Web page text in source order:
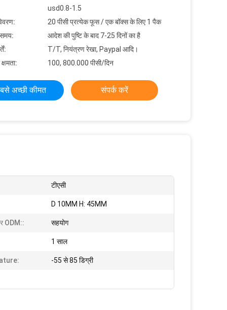
usd0.8-1.5
20 पीसी प्रत्येक फूस / एक बॉक्स के लिए 1 पैक
आदेश की पुष्टि के बाद 7-25 दिनों का है
T/T, नियंत्रण रेखा, Paypal आदि।
100, 800.000 पीसी/दिन
अच्छी कीमत संपर्क करें
टीएसी
D 10MM H: 45MM
ODM:: सहयोग
1 साल
-55 से 85 डिग्री